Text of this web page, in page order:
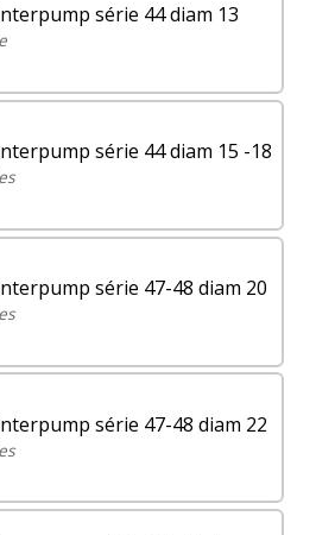
série 44 diam 13
série 44 diam 15 -18
série 47-48 diam 20
série 47-48 diam 22